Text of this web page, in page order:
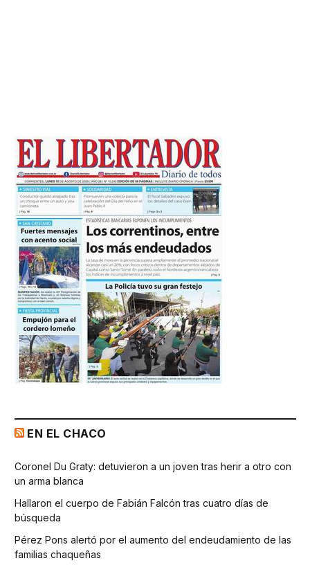
EN EL CHACO
Coronel Du Graty: detuvieron a un joven tras herir a otro con
un arma blanca
Hallaron el cuerpo de Fabián Falcón tras cuatro días de
búsqueda
Pérez Pons alertó por el aumento del endeudamiento de las
familias chaqueñas